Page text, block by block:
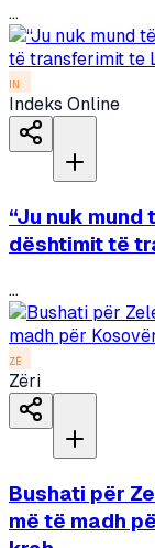
...
IN
Indeks Online
“Ju nuk
dështimit të
...
ZË
Zëri
Bushati për
më të madh